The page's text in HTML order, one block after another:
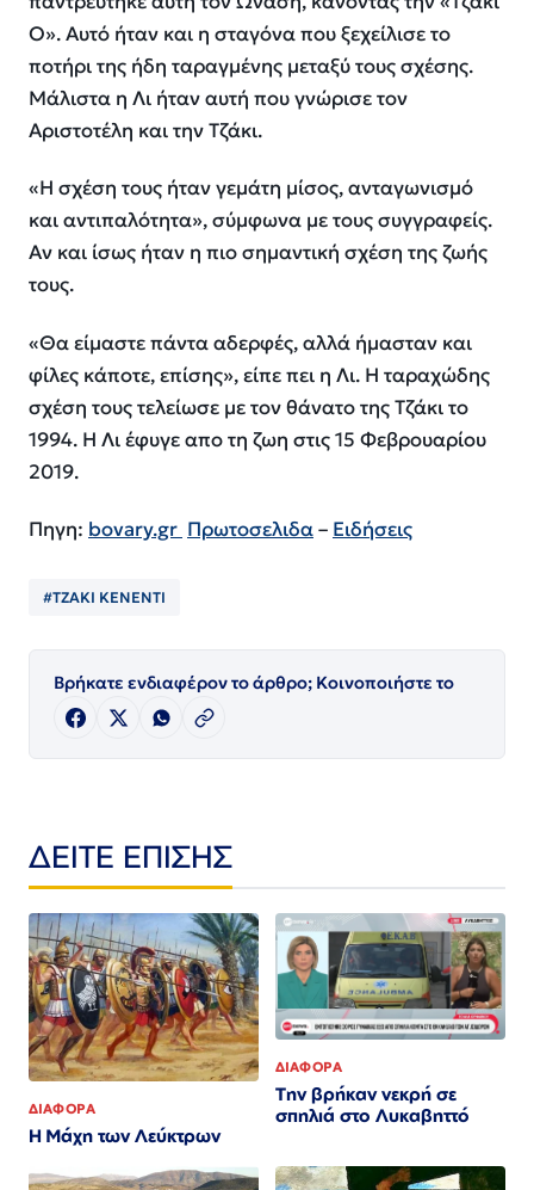
Ο». Αυτό ήταν και η σταγόνα που ξεχείλισε το
ποτήρι της ήδη ταραγμένης μεταξύ τους σχέσης.
Μάλιστα η Λι ήταν αυτή που γνώρισε τον
Αριστοτέλη και την Τζάκι.
«Η σχέση τους ήταν γεμάτη μίσος, ανταγωνισμό
και αντιπαλότητα», σύμφωνα με τους συγγραφείς.
Αν και ίσως ήταν η πιο σημαντική σχέση της ζωής
τους.
«Θα είμαστε πάντα αδερφές, αλλά ήμασταν και
φίλες κάποτε, επίσης», είπε πει η Λι. Η ταραχώδης
σχέση τους τελείωσε με τον θάνατο της Τζάκι το
1994. Η Λι έφυγε απο τη ζωη στις15 Φεβρουαρίου
2019.
Πηγη: bovary.gr Πρωτοσελιδα– Ειδήσεις
#ΤΖΑΚΙ ΚΕΝΕΝΤΙ
Βρήκατε ενδιαφέρον το άρθρο; Κοινοποιήστε το
ΔΕΙΤΕ ΕΠΙΣΗΣ
ΔΙΑΦΟΡΑ
Η Μάχη των Λεύκτρων
ΔΙΑΦΟΡΑ
Την βρήκαν νεκρή σε
σπηλιά στο Λυκαβηττό